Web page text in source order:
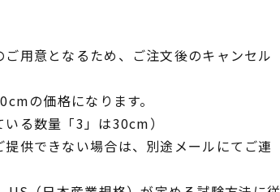
ご用意となるため、ご注文後のキャンセル
の価格になります。
いる数量「3」は30cm）
提供できない場合は、別途メールにてご連